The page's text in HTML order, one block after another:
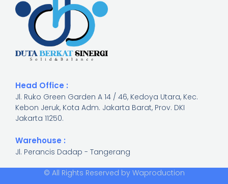
Head Office :
Jl. Ruko Green Garden A 14 / 46, Kedoya Utara, Kec.
Kebon Jeruk, Kota Adm. Jakarta Barat, Prov. DKI
Jakarta 11250.​
Warehouse :
Jl. Perancis Dadap - Tangerang
© All Rights Reserved by Waproduction